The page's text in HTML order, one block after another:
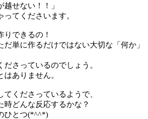
越せない！！」
てくださいます。
りできるの！
だ単に作るだけではない大切な「何か」
ださっているのでしょう。
はありません。
てくださっているようで、
時どんな反応するかな？
ひとつ(*^^*)